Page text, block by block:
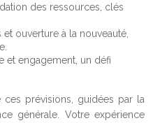
des ressources, clés
ouverture à la nouveauté,
et engagement, un défi
prévisions, guidées par la
générale. Votre expérience